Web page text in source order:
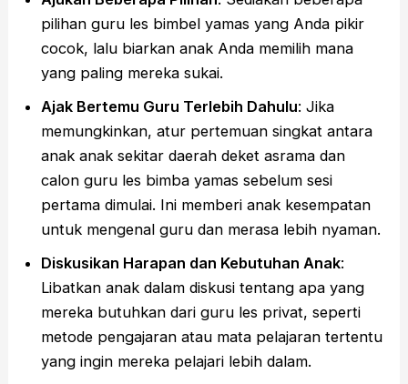
pilihan guru les bimbel yamas yang Anda pikir
cocok, lalu biarkan anak Anda memilih mana
yang paling mereka sukai.
Ajak Bertemu Guru Terlebih Dahulu: Jika
memungkinkan, atur pertemuan singkat antara
anak anak sekitar daerah deket asrama dan
calon guru les bimba yamas sebelum sesi
pertama dimulai. Ini memberi anak kesempatan
untuk mengenal guru dan merasa lebih nyaman.
Diskusikan Harapan dan Kebutuhan Anak:
Libatkan anak dalam diskusi tentang apa yang
mereka butuhkan dari guru les privat, seperti
metode pengajaran atau mata pelajaran tertentu
yang ingin mereka pelajari lebih dalam.